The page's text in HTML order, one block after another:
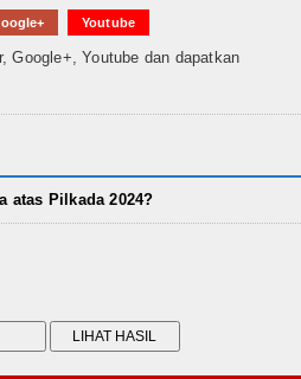
Youtube
Google+, Youtube dan dapatkan
atas Pilkada 2024?